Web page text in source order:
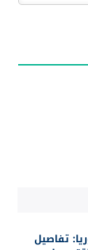
تفاصيل